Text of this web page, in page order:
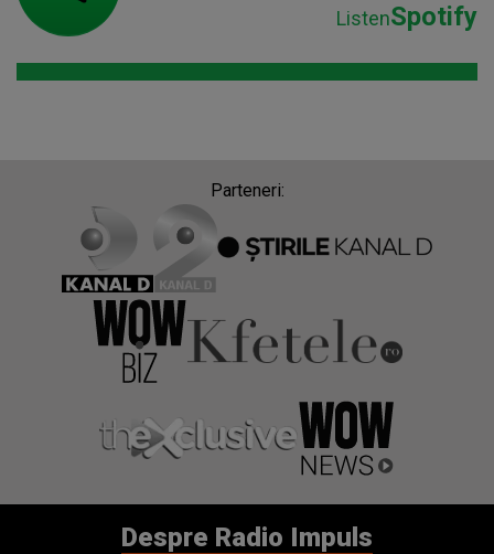
ListenSpotify
Parteneri:
Despre Radio Impuls